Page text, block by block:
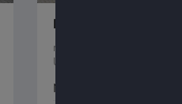
Peugeot E-208 Allure
nur
UVP
Neuwagen